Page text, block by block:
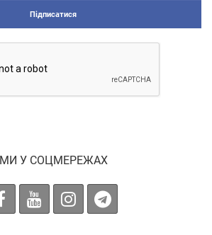
Підписатися
МИ У СОЦМЕРЕЖАХ